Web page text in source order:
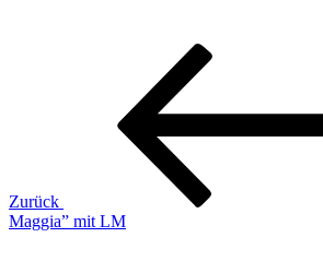
Beitragsnavigation
Zurück
Maggia” mit LM